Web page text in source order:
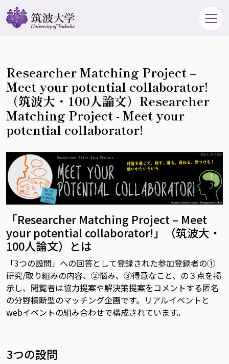
Researcher Matching Project –
Meet your potential collaborator!
（筑波大・100人論文） Researcher
Matching Project - Meet your
potential collaborator!
「Researcher Matching Project – Meet
your potential collaborator!」（筑波大・
100人論文）とは
「3つの設問」への回答として登録された参加登録者の①
研究/取り組みの内容、②悩み、③得意なこと、の３点を掲
示し、閲覧者は協力提案や解決策提案をコメントする匿名
の分野横断型のマッチング企画です。リアルイベントと
webイベントの組み合わせで構成されています。
3つの設問